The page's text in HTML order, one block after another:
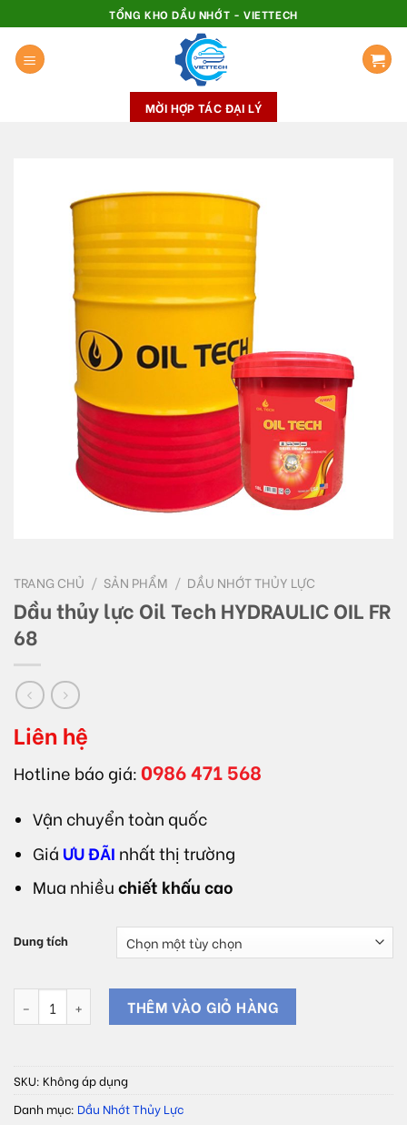
to
content
TỔNG KHO DẦU NHỚT - VIETTECH
MỜI HỢP TÁC ĐẠI LÝ
TRANG CHỦ / SẢN PHẨM / DẦU NHỚT THỦY LỰC
Dầu thủy lực Oil Tech HYDRAULIC OIL FR
68
Liên hệ
Hotline báo giá:0986 471 568
Vận chuyển toàn quốc
Giá ƯU ĐÃI nhất thị trường
Mua nhiềuchiết khấu cao
Dung tích
Dầu thủy lực Oil Tech HYDRAULIC OIL FR 68 số lượng
THÊM VÀO GIỎ HÀNG
SKU: Không áp dụng
Danh mục: Dầu Nhớt Thủy Lực